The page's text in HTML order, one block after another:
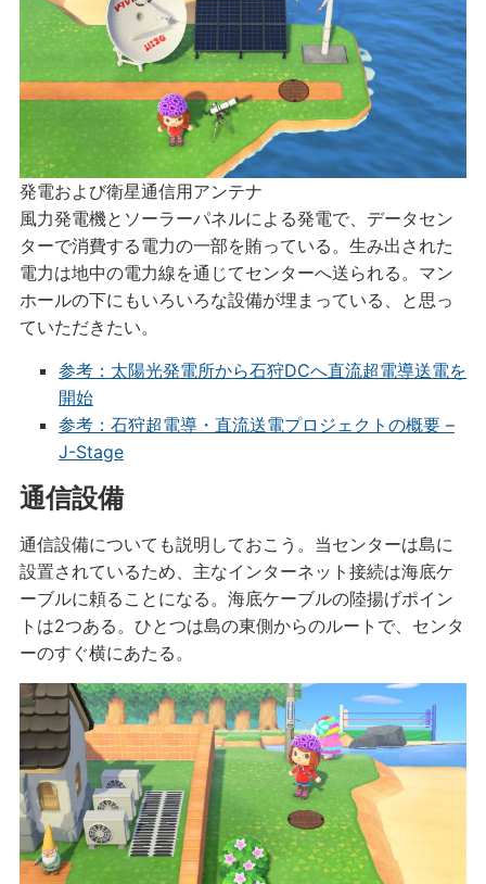
発電および衛星通信用アンテナ
風力発電機とソーラーパネルによる発電で、データセン
ターで消費する電力の一部を賄っている。生み出された
電力は地中の電力線を通じてセンターへ送られる。マン
ホールの下にもいろいろな設備が埋まっている、と思っ
ていただきたい。
参考：太陽光発電所から石狩DCへ直流超電導送電を
開始
参考：石狩超電導・直流送電プロジェクトの概要 –
J-Stage
通信設備
通信設備についても説明しておこう。当センターは島に
設置されているため、主なインターネット接続は海底ケ
ーブルに頼ることになる。海底ケーブルの陸揚げポイン
トは2つある。ひとつは島の東側からのルートで、センタ
ーのすぐ横にあたる。